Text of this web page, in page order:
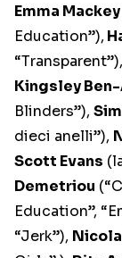
Emma Mackey
Education”),
“Transparent”),
Kingsley
Blinders”),
dieci anelli”),
Scott Evans
Demetriou
Education”,
“Jerk”),